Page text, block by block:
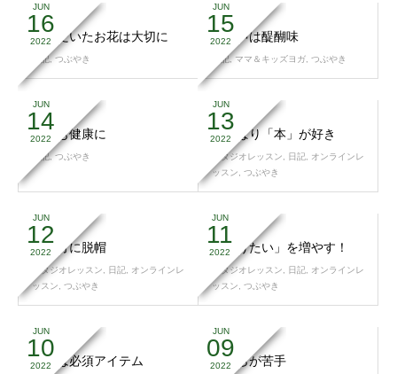
JUN
16
2022
いただいたお花は大切に
日記,つぶやき
JUN
15
2022
泣き声は醍醐味
日記,ママ＆キッズヨガ つぶやき
JUN
14
2022
血管も健康に
日記,つぶやき
JUN
13
2022
やっぱり「本」が好き
スタジオレッスン 日記
オンラインレ
ッスン
つぶやき
JUN
12
2022
先輩方に脱帽
スタジオレッスン 日記
オンラインレ
ッスン
つぶやき
JUN
11
2022
「続けたい」を増やす！
スタジオレッスン 日記
オンラインレ
ッスン
つぶやき
JUN
10
2022
呼吸は必須アイテム
JUN
09
2022
あぐらが苦手